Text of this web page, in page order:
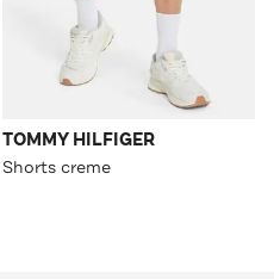
TOMMY HILFIGER
Shorts creme